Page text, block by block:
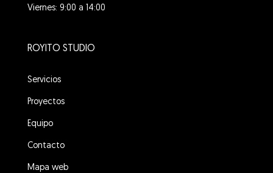
Viernes: 9:00 a 14:00
ROYITO STUDIO
Servicios
Proyectos
Equipo
Contacto
Mapa web